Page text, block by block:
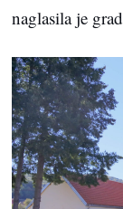
naglasila je